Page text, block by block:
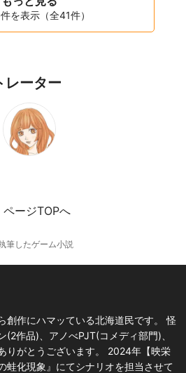
を表示（全41件）
レーター
ページTOPへ
筆したゲーム小説
作にハマッている北海道民です。 怪
(2作品)、アノべPJT(コメディ部門)、
りがとうございます。 2024年【映栄
蛙化現象』にてシナリオを担当させて